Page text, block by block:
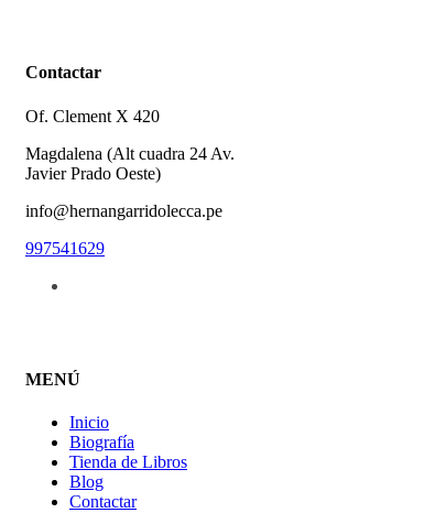
Contactar
Of. Clement X 420
Magdalena (Alt cuadra 24 Av.
Javier Prado Oeste)
info@hernangarridolecca.pe
997541629
MENÚ
Inicio
Biografía
Tienda de Libros
Blog
Contactar